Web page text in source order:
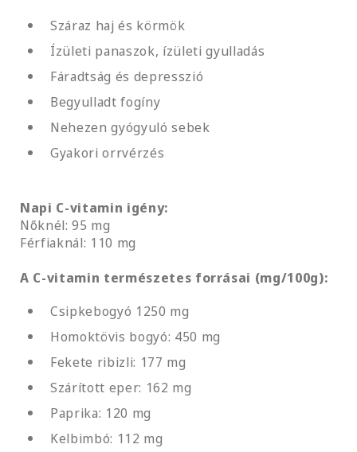
Száraz haj és körmök
Ízületi panaszok, ízületi gyulladás
Fáradtság és depresszió
Begyulladt fogíny
Nehezen gyógyuló sebek
Gyakori orrvérzés
Napi C-vitamin igény:
Nőknél: 95 mg
Férfiaknál: 110 mg
A C-vitamin természetes forrásai (mg/100g):
Csipkebogyó 1250 mg
Homoktövis bogyó: 450 mg
Fekete ribizli: 177 mg
Szárított eper: 162 mg
Paprika: 120 mg
Kelbimbó: 112 mg